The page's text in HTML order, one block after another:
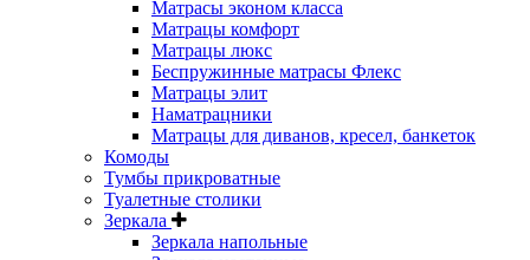
Матрасы эконом класса
Матрацы комфорт
Матрацы люкс
Беспружинные матрасы Флекс
Матрацы элит
Наматрацники
Матрацы для диванов, кресел, банкеток
Комоды
Тумбы прикроватные
Туалетные столики
Зеркала
Зеркала напольные